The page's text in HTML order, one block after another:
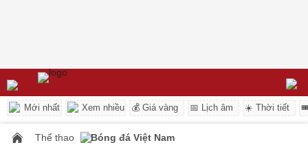
Mới nhất Xem nhiều 💰 Giá vàng 📅 Lịch âm ☀️ Thời tiết
Thể thao Bóng đá Việt Nam